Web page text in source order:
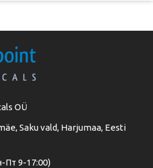
OÜ
Saku vald, Harjumaa, Eesti
Пт 9-17:00)